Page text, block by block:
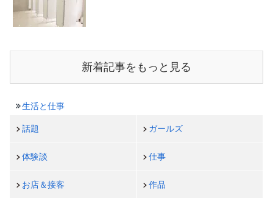
新着記事をもっと見る
生活と仕事
話題 ガールズ
体験談 仕事
お店＆接客 作品